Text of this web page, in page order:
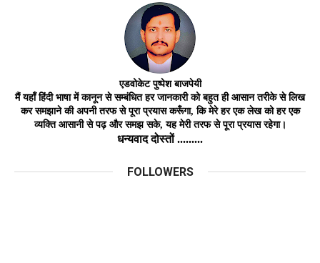
एडवोकेट पुष्पेश बाजपेयी
मैं यहाँ हिंदी भाषा में कानून से सम्बंधित हर जानकारी को बहुत ही आसान तरीके से लिख
कर समझाने की अपनी तरफ से पूरा प्रयास करूँगा, कि मेरे हर एक लेख को हरएक
व्यक्ति आसानी सेपढ़ और समझसके,यह मेरी तरफ से पूरा प्रयास रहेगा।
धन्यवाद दोस्तों .........
FOLLOWERS